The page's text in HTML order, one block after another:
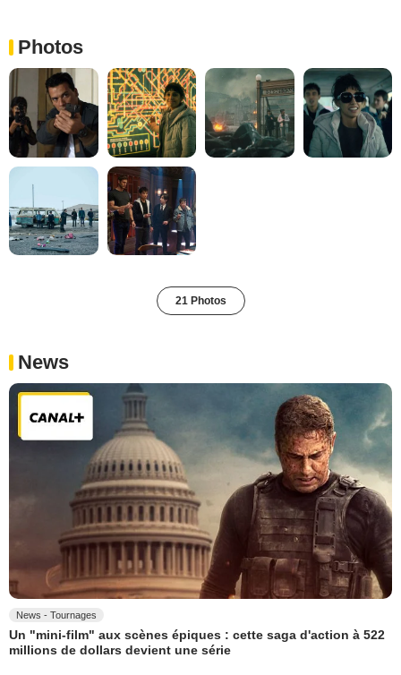
Photos
21 Photos
News
News - Tournages
Un "mini-film" aux scènes épiques : cette saga d'action à 522
millions de dollars devient une série